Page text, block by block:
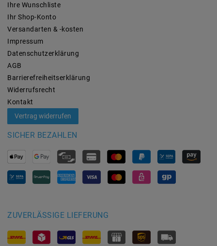
Ihre Wunschliste
Ihr Shop-Konto
Versandarten & -kosten
Impressum
Daten­schutz­erklärung
AGB
Barrierefreiheitserklärung
Widerrufs­recht
Kontakt
Vertrag widerrufen
SICHER BEZAHLEN
ZUVERLÄSSIGE LIEFERUNG